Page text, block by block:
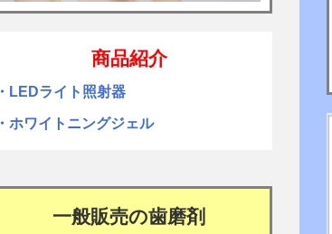
商品紹介
・LEDライト照射器
・ホワイトニングジェル
一般販売の歯磨剤